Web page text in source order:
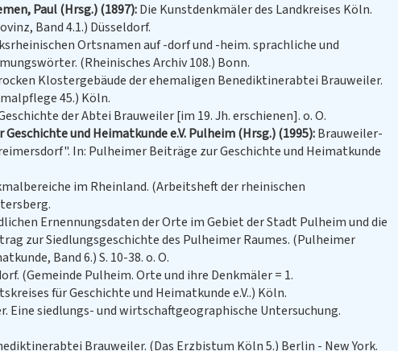
Paul (Hrsg.) (1897) Die Kunstdenkmäler des Landkreises Köln.
Band 4.1.) Düsseldorf.
Ortsnamen auf -dorf und -heim. sprachliche und
(Rheinisches Archiv 108.) Bonn.
Klostergebäude der ehemaligen Benediktinerabtei Brauweiler.
45.) Köln.
der Abtei Brauweiler [im 19. Jh. erschienen]. o. O.
und Heimatkunde e.V. Pulheim (Hrsg.) (1995) Brauweiler-
In: Pulheimer Beiträge zur Geschichte und Heimatkunde
im Rheinland. (Arbeitsheft der rheinischen
Ernennungsdaten der Orte im Gebiet der Stadt Pulheim und die
zur Siedlungsgeschichte des Pulheimer Raumes. (Pulheimer
Band 6.) S. 10-38. o. O.
(Gemeinde Pulheim. Orte und ihre Denkmäler = 1.
für Geschichte und Heimatkunde e.V..) Köln.
Eine siedlungs- und wirtschaftgeographische Untersuchung.
Brauweiler. (Das Erzbistum Köln 5.) Berlin - New York.